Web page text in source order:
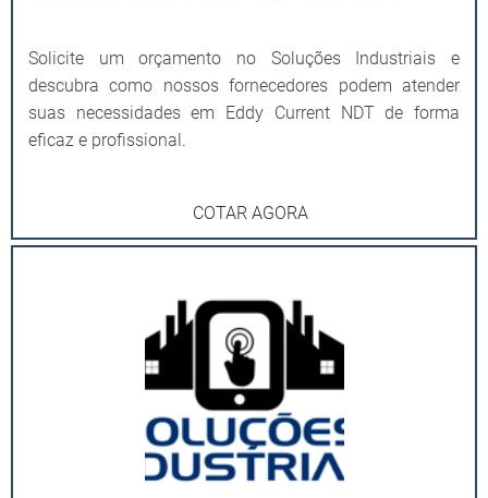
Solicite um orçamento no Soluções Industriais e
descubra como nossos fornecedores podem atender
suas necessidades em Eddy Current NDT de forma
eficaz e profissional.
COTAR AGORA